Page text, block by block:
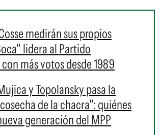
medirán sus propios
lidera al Partido
más votos desde 1989
y Topolansky pasa la
de la chacra": quiénes
generación del MPP